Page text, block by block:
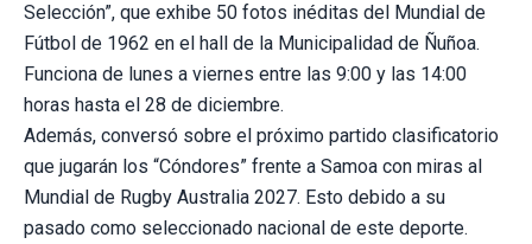
Selección”, que exhibe 50 fotos inéditas del Mundial de
Fútbol de 1962 en el hall de la Municipalidad de Ñuñoa.
Funciona de lunes a viernes entre las 9:00 y las 14:00
horas hasta el 28 de diciembre.
Además, conversó sobre el próximo partido clasificatorio
que jugarán los “Cóndores” frente a Samoa con miras al
Mundial de Rugby Australia 2027. Esto debido a su
pasado como seleccionado nacional de este deporte.